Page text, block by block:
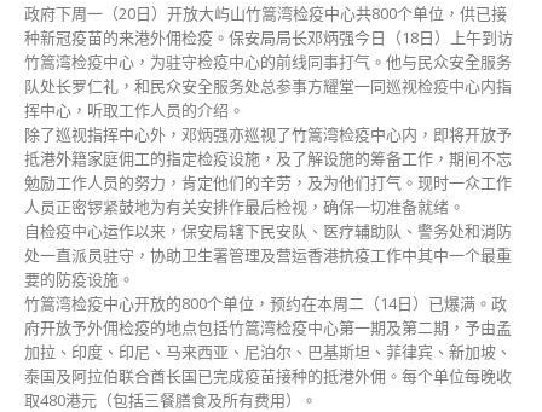
身
到
访
为
前
线
同
事
打
气〉
中
政府下周一（20日）开放大屿山竹篙湾检疫中心共800个单位，供已接
种新冠疫苗的来港外佣检疫。保安局局长邓炳强今日（18日）上午到访
竹篙湾检疫中心，为驻守检疫中心的前线同事打气。他与民众安全服务
队处长罗仁礼，和民众安全服务处总参事方耀堂一同巡视检疫中心内指
挥中心，听取工作人员的介绍。
除了巡视指挥中心外，邓炳强亦巡视了竹篙湾检疫中心内，即将开放予
抵港外籍家庭佣工的指定检疫设施，及了解设施的筹备工作，期间不忘
勉励工作人员的努力，肯定他们的辛劳，及为他们打气。现时一众工作
人员正密锣紧鼓地为有关安排作最后检视，确保一切准备就绪。
自检疫中心运作以来，保安局辖下民安队、医疗辅助队、警务处和消防
处一直派员驻守，协助卫生署管理及营运香港抗疫工作中其中一个最重
要的防疫设施。
竹篙湾检疫中心开放的800个单位，预约在本周二（14日）已爆满。政
府开放予外佣检疫的地点包括竹篙湾检疫中心第一期及第二期，予由孟
加拉、印度、印尼、马来西亚、尼泊尔、巴基斯坦、菲律宾、新加坡、
泰国及阿拉伯联合酋长国已完成疫苗接种的抵港外佣。每个单位每晚收
取480港元（包括三餐膳食及所有费用）。